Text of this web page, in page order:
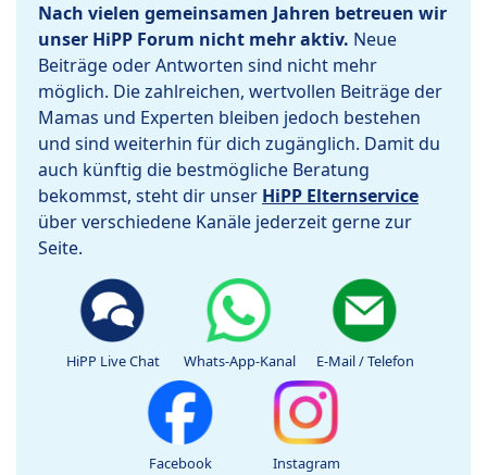
Nach vielen gemeinsamen Jahren betreuen wir
unser HiPP Forum nicht mehr aktiv. Neue
Beiträge oder Antworten sind nicht mehr
möglich. Die zahlreichen, wertvollen Beiträge der
Mamas und Experten bleiben jedoch bestehen
und sind weiterhin für dich zugänglich. Damit du
auch künftig die bestmögliche Beratung
bekommst, steht dir unser HiPP Elternservice
über verschiedene Kanäle jederzeit gerne zur
Seite.
HiPP Live Chat Whats-App-Kanal E-Mail / Telefon
Facebook Instagram